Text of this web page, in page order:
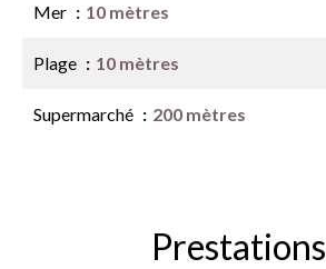
Mer 10 mètres
Plage 10 mètres
Supermarché 200 mètres
Prestations